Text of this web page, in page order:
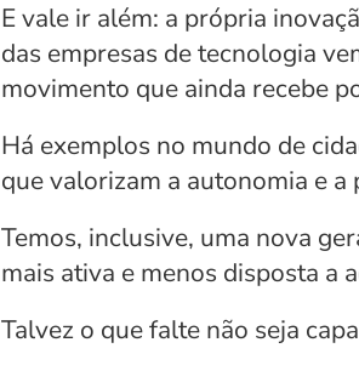
E vale ir além: a própria
das empresas de tecnologia
movimento que ainda recebe
Há exemplos no mundo de
que valorizam a autonomia e
Temos, inclusive, uma nova
mais ativa e menos disposta a
Talvez o que falte não seja